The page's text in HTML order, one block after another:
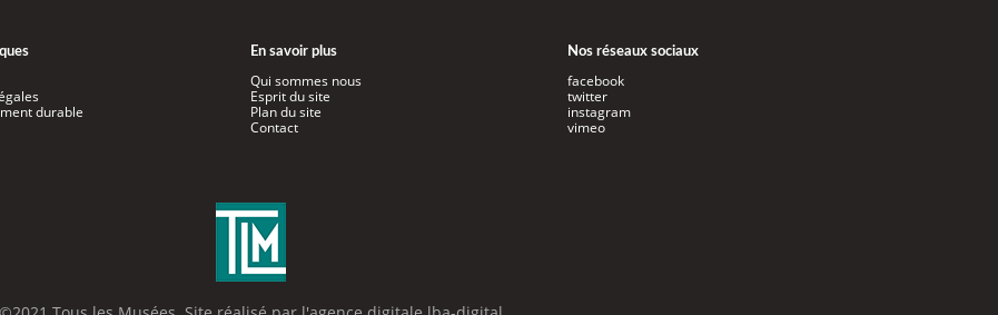
durable
En savoir plus
Qui sommes nous
Esprit du site
Plan du site
Contact
Nos réseaux sociaux
facebook
twitter
instagram
vimeo